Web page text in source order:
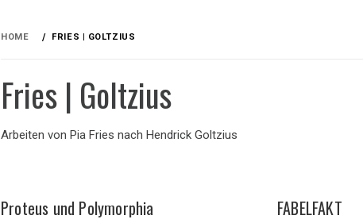
HOME FRIES | GOLTZIUS
Fries | Goltzius
Arbeiten von Pia Fries nach Hendrick Goltzius
Proteus und Polymorphia FABELFAKT